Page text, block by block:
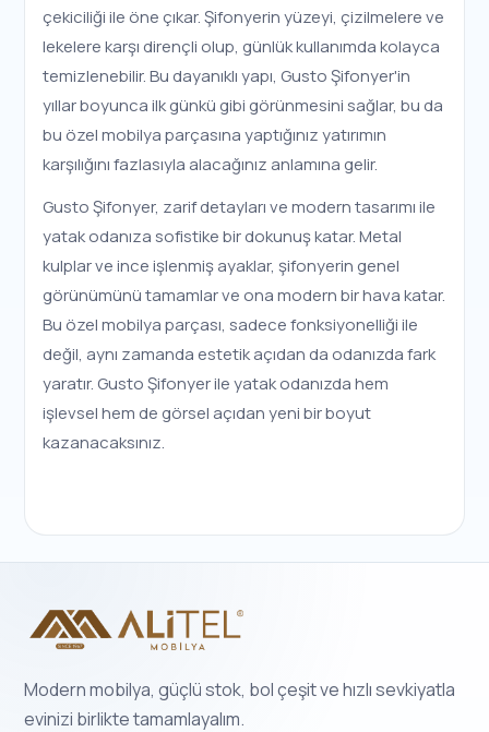
çekiciliği ile öne çıkar. Şifonyerin yüzeyi, çizilmelere ve
lekelere karşı dirençli olup, günlük kullanımda kolayca
temizlenebilir. Bu dayanıklı yapı, Gusto Şifonyer'in
yıllar boyunca ilk günkü gibi görünmesini sağlar, bu da
bu özel mobilya parçasına yaptığınız yatırımın
karşılığını fazlasıyla alacağınız anlamına gelir.
Gusto Şifonyer, zarif detayları ve modern tasarımı ile
yatak odanıza sofistike bir dokunuş katar. Metal
kulplar ve ince işlenmiş ayaklar, şifonyerin genel
görünümünü tamamlar ve ona modern bir hava katar.
Bu özel mobilya parçası, sadece fonksiyonelliği ile
değil, aynı zamanda estetik açıdan da odanızda fark
yaratır. Gusto Şifonyer ile yatak odanızda hem
işlevsel hem de görsel açıdan yeni bir boyut
kazanacaksınız.
Modern mobilya, güçlü stok, bol çeşit ve hızlı sevkiyatla
evinizi birlikte tamamlayalım.